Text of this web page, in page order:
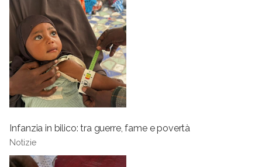
Infanzia in bilico: tra guerre, fame e povertà
Notizie